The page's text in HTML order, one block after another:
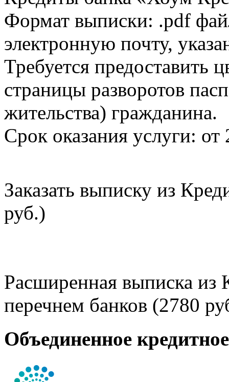
Формат выписки: .pdf
электронную почту,
Требуется предоставить
страницы разворотов
жительства) гражданина.
Срок оказания услуги: от
Заказать выписку из
руб.)
Расширенная выписка из
перечнем банков (2780
Объединенное